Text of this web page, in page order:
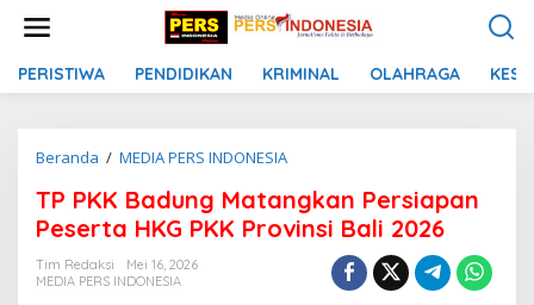
t
PERISTIWA PENDIDIKAN KRIMINAL OLAHRAGA
Beranda / MEDIA PERS INDONESIA
P
K
K
TP PKK Badung Matangkan Persiapan
Peserta HKG PKK Provinsi Bali 2026
Tim Redaksi
Mei 16, 2026
MEDIA PERS INDONESIA